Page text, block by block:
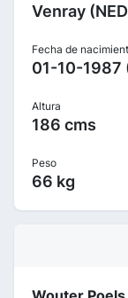
Venray
Fecha de
01-10-1987
Altura
186 cms
Peso
66 kg